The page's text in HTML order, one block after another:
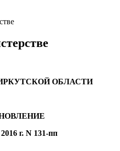
ОБЛАСТИ
г. N 131-пп